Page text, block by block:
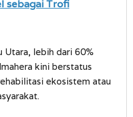
sebagai Trofi
lebih dari 60%
kini berstatus
ekosistem atau